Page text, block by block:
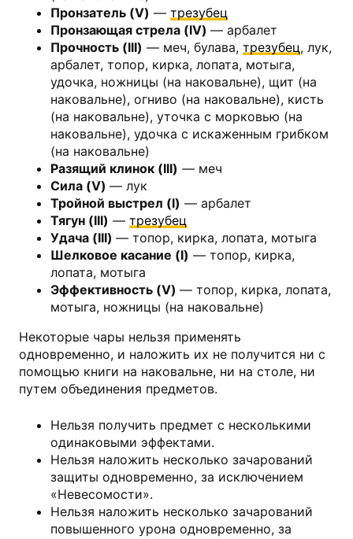
Пронзатель (V) — трезубец
Пронзающая стрела (IV) — арбалет
Прочность (III) — меч, булава, трезубец, лук,
арбалет, топор, кирка, лопата, мотыга,
удочка, ножницы (на наковальне), щит (на
наковальне), огниво (на наковальне), кисть
(на наковальне), уточка с морковью (на
наковальне), удочка с искаженным грибком
(на наковальне)
Разящий клинок (III) — меч
Сила (V) — лук
Тройной выстрел (I) — арбалет
Тягун (III) — трезубец
Удача (III) — топор, кирка, лопата, мотыга
Шелковое касание (I) — топор, кирка,
лопата, мотыга
Эффективность (V) — топор, кирка, лопата,
мотыга, ножницы (на наковальне)
Некоторые чары нельзя применять
одновременно, и наложить их не получится ни с
помощью книги на наковальне, ни на столе, ни
путем объединения предметов.
Нельзя получить предмет с несколькими
одинаковыми эффектами.
Нельзя наложить несколько зачарований
защиты одновременно, за исключением
«Невесомости».
Нельзя наложить несколько зачарований
повышенного урона одновременно, за